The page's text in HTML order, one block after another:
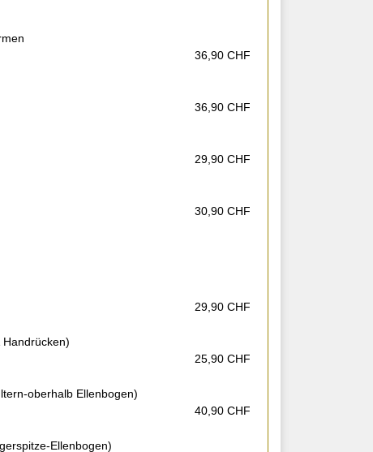
36,90 CHF
36,90 CHF
29,90 CHF
30,90 CHF
29,90 CHF
25,90 CHF
oberhalb Ellenbogen)
40,90 CHF
Ellenbogen)